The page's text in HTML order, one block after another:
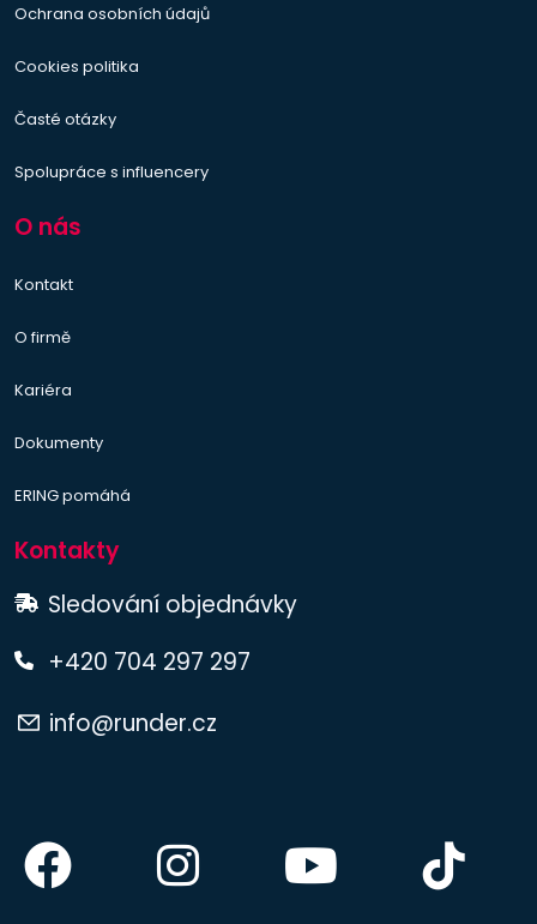
Ochrana osobních údajů
Cookies politika
Časté otázky
Spolupráce s influencery
O nás
Kontakt
O firmě
Kariéra
Dokumenty
ERING pomáhá
Kontakty
Sledování objednávky
+420 704 297 297
info@runder.cz